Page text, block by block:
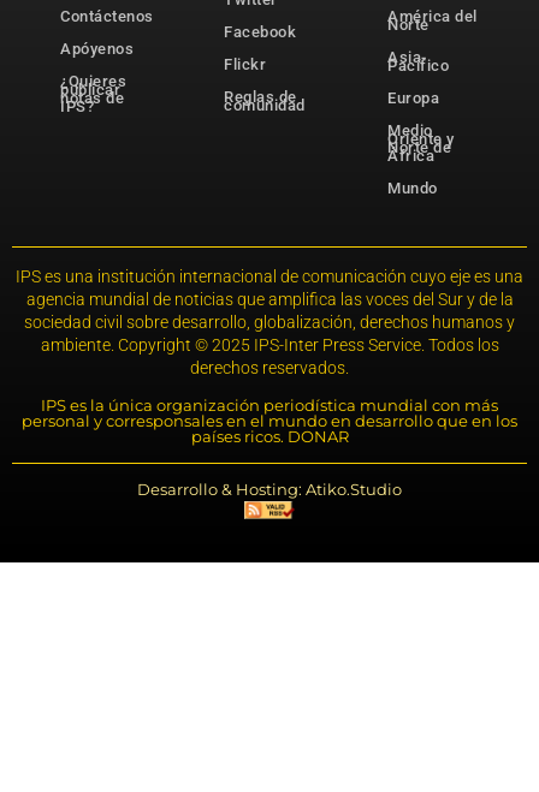
Contáctenos
Apóyenos
¿Quieres
publicar
notas de
IPS?
Facebook
Flickr
Reglas de
comunidad
América del
Norte
Asia-
Pacífico
Europa
Medio
Oriente y
Norte de
África
Mundo
IPS es una institución internacional de comunicación cuyo eje es una
agencia mundial de noticias que amplifica las voces del Sur y de la
sociedad civil sobre desarrollo, globalización, derechos humanos y
ambiente. Copyright © 2025 IPS-Inter Press Service. Todos los
derechos reservados.
IPS es la única organización periodística mundial con más
personal y corresponsales en el mundo en desarrollo que en los
países ricos. DONAR
Desarrollo & Hosting: Atiko.Studio